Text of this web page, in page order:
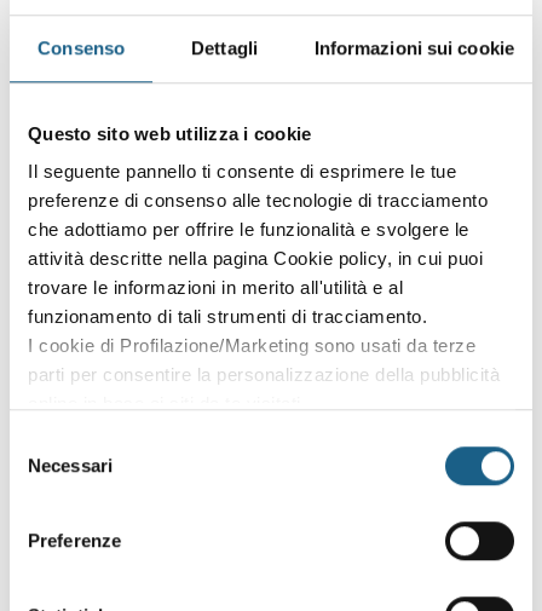
Consenso Dettagli Informazioni sui cookie
Questo sito web utilizza i cookie
Il seguente pannello ti consente di esprimere le tue
preferenze di consenso alle tecnologie di tracciamento
che adottiamo per offrire le funzionalità e svolgere le
attività descritte nella pagina Cookie policy, in cui puoi
trovare le informazioni in merito all'utilità e al
funzionamento di tali strumenti di tracciamento.
I cookie di Profilazione/Marketing sono usati da terze
parti per consentire la personalizzazione della pubblicità
qualsiasi momento. Consulta anche la nostra Privacy
delNecessari
Preferenze
Iscrizione
Sei già cliente?
Accedi con le credenziali che hai già creato in fase di
AZIENDA PRIVATO
P. IVA
PASSWORD (minimo 8 caratteri)
Oppure prosegui l'iscrizione al corso come
Puoi proseguire l'iscrizione al corso senza fare login. Scegli